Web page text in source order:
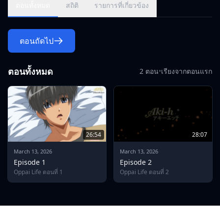
สถิติ รายการที่เกี่ยวข้อง
ตอนถัดไป
ตอนทั้งหมด 2 ตอน•เรียงจากตอนแรก
26:54
March 13, 2026
Episode 1
Oppai Life ตอนที่ 1
28:07
March 13, 2026
Episode 2
Oppai Life ตอนที่ 2